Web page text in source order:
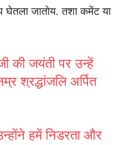
घेतला जातोय. तशा कमेंट या
की जयंती पर उन्हें
श्रद्धांजलि अर्पित
हमें निडरता और